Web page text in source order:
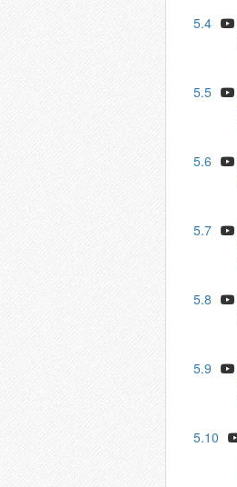
5.4
5.5
5.6
5.7
5.8
5.9
5.10